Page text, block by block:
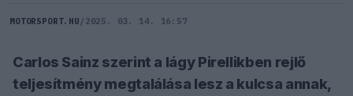
MOTORSPORT.HU / 2025. 03. 14. 16:57
Carlos Sainz szerint a lágy Pirellikben rejlő
teljesítmény megtalálása lesz a kulcsa annak,